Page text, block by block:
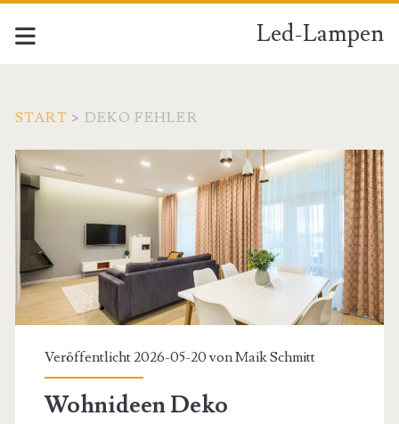
Led-Lampen
START > DEKO FEHLER
Schlagwort:
<span>Deko
Fehler</span>
Veröffentlicht 2026-05-20 vonMaik Schmitt
Wohnideen Deko